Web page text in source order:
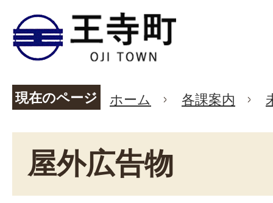
現在のページ ホーム 各課案内
屋外広告物